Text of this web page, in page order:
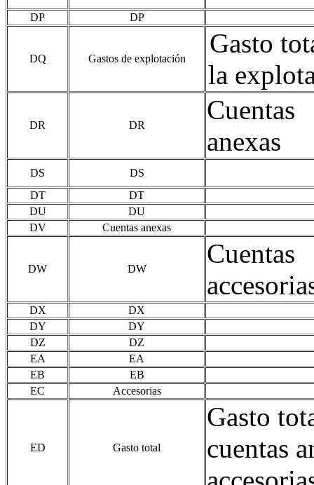
DP DP
DQ Gastos de explotación
Gasto
la
DR DR
Cuentas
anexas
DS
DS
DT
DT
DU
DU
DV
Cuentas anexas
DW DW
Cuentas
DX
DX
DY
DY
DZ
DZ
EA
EA
EB
EB
EC
Accesorias
ED Gasto total
Gasto
cuentas